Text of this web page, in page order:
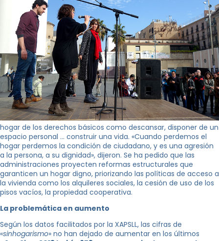
hogar de los derechos básicos como descansar, disponer de un
espacio personal … construir una vida. «Cuando perdemos el
hogar perdemos la condición de ciudadano, y es una agresión
a la persona, a su dignidad», dijeron. Se ha pedido que las
administraciones proyecten reformas estructurales que
garanticen un hogar digno, priorizando las políticas de acceso a
la vivienda como los alquileres sociales, la cesión de uso de los
pisos vacíos, la propiedad cooperativa.
La problemática en aumento
Según los datos facilitados por la XAPSLL, las cifras de
«sinhogarismo» no han dejado de aumentar en los últimos